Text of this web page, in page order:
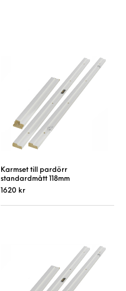
Karmset till pardörr
standardmått 118mm
1620 kr